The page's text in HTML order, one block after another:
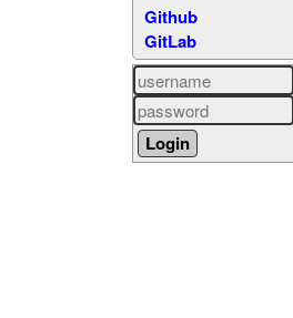
Github
GitLab